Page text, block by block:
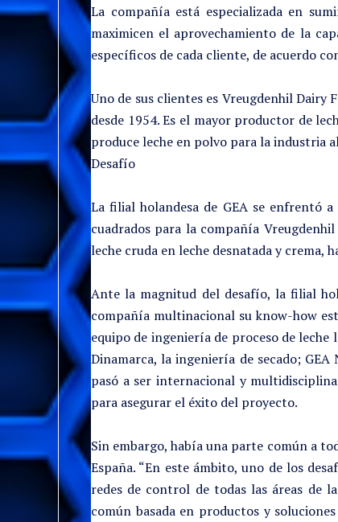
La compañía está especializada en
maximicen el aprovechamiento de la
específicos de cada cliente, de acuerdo
Uno de sus clientes es Vreugdenhil
desde 1954. Es el mayor productor de
produce leche en polvo para la industria
Desafío
La filial holandesa de GEA se enfrentó
cuadrados para la compañía
leche cruda en leche desnatada y crema,
Ante la magnitud del desafío, la filial
compañía multinacional su know-how
equipo de ingeniería de proceso de
Dinamarca, la ingeniería de secado;
pasó a ser internacional y
para asegurar el éxito del proyecto.
Sin embargo, había una parte común a
España. “En este ámbito, uno de los
redes de control de todas las áreas de
común basada en productos y